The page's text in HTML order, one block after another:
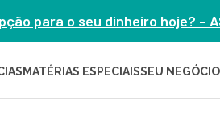
para o seu dinheiro hoje? –
MATÉRIAS ESPECIAISSEU NEGÓCIO